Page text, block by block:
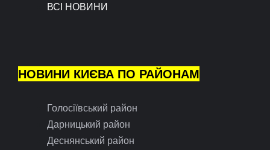
ВСІ НОВИНИ
НОВИНИ КИЄВА ПО РАЙОНАМ
Голосіївський район
Дарницький район
Деснянський район